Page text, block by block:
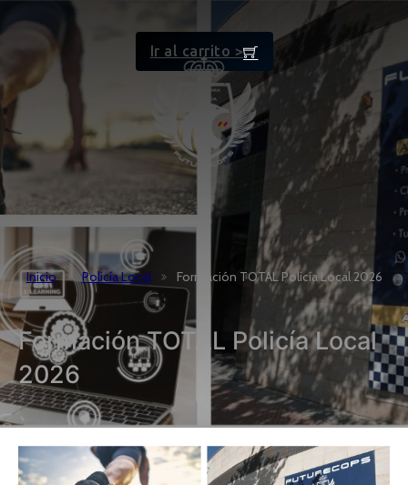
Ir al carrito >
Inicio Policía Local Formación TOTAL Policía Local 2026
Formación TOTAL Policía Local
2026